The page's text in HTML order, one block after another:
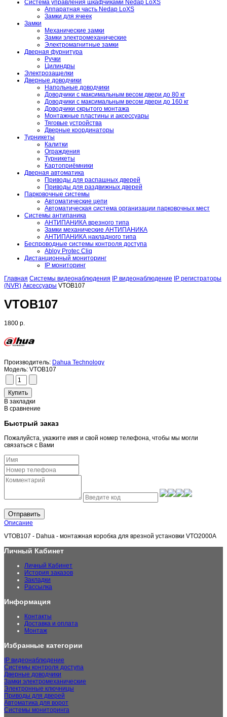
Система управления шкафчиками Nedap LoXS
Аппаратная часть Nedap LoXS
Замки для ячеек
Замки
Механические замки
Замки электромеханические
Электромагнитные замки
Дверная фурнитура
Ручки
Цилиндры
Электрозащелки
Дверные доводчики
Напольные доводчики
Доводчики с максимальным весом двери до 80 кг
Доводчики с максимальным весом двери до 160 кг
Доводчики скрытого монтажа
Монтажные пластины и аксессуары
Тяговые устройства
Дверные координаторы
Турникеты
Калитки
Ограждения
Турникеты
Картоприёмники
Дверная автоматика
Приводы для распашных дверей
Приводы для раздвижных дверей
Парковочные системы
Автоматические цепи
Автоматическая система организации парковочных мест
Системы антипаника
АНТИПАНИКА врезного типа
Замки механические АНТИПАНИКА
АНТИПАНИКА накладного типа
Беспроводные системы контроля доступа
Abloy Protec Cliq
Дистанционный мониторинг
IP мониторинг
Главная Системы видеонаблюдения IP видеонаблюдение
IP регистраторы
(NVR) Аксессуары VTOB107
VTOB107
1800 р.
Производитель: Dahua Technology
Модель: VTOB107
В закладки
В сравнение
Быстрый заказ
Пожалуйста, укажите имя и свой номер телефона, чтобы мы могли
связаться с Вами
Отправить
Описание
VTOB107 - Dahua - монтажная коробка для врезной установки VTO2000A
Личный Кабинет
Личный Кабинет
История заказов
Закладки
Рассылка
Информация
Контакты
Доставка и оплата
Монтаж
Избранные категории
IP видеонаблюдение
Системы контроля доступа
Дверные доводчики
Замки электромеханические
Электронные ключницы
Приводы для дверей
Автоматика для ворот
Системы мониторинга